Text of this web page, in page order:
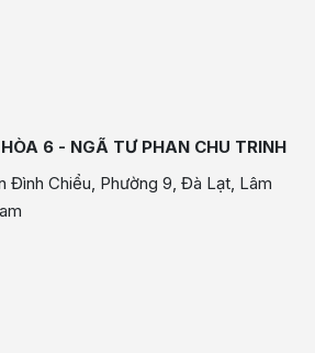
6 - NGÃ TƯ PHAN CHU TRINH
Đình Chiểu, Phường 9, Đà Lạt, Lâm